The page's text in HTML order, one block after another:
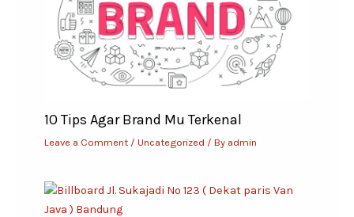
10 Tips Agar Brand Mu Terkenal
Leave a Comment / Uncategorized / By admin